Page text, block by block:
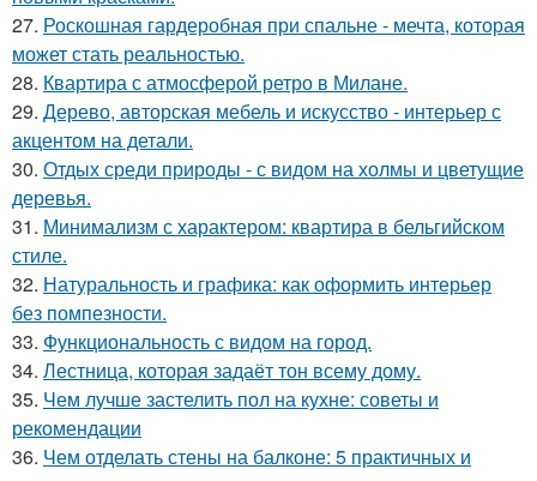
27. Роскошная гардеробная при спальне - мечта, которая
может стать реальностью.
28. Квартира с атмосферой ретро в Милане.
29. Дерево, авторская мебель и искусство - интерьер с
акцентом на детали.
30. Отдых среди природы - с видом на холмы и цветущие
деревья.
31. Минимализм с характером: квартира в бельгийском
стиле.
32. Натуральность и графика: как оформить интерьер
без помпезности.
33. Функциональность с видом на город.
34. Лестница, которая задаёт тон всему дому.
35. Чем лучше застелить пол на кухне: советы и
рекомендации
36. Чем отделать стены на балконе: 5 практичных и